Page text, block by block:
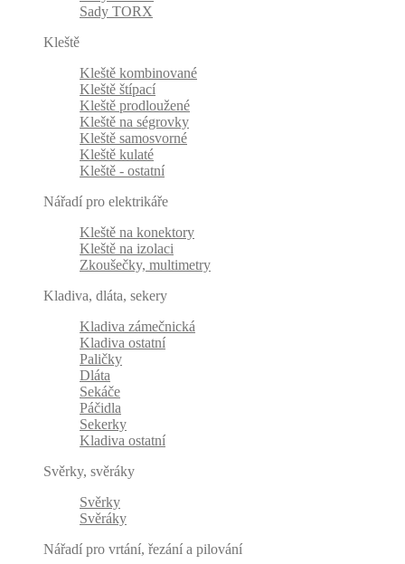
Sady TORX
Kleště
Kleště kombinované
Kleště štípací
Kleště prodloužené
Kleště na ségrovky
Kleště samosvorné
Kleště kulaté
Kleště - ostatní
Nářadí pro elektrikáře
Kleště na konektory
Kleště na izolaci
Zkoušečky, multimetry
Kladiva, dláta, sekery
Kladiva zámečnická
Kladiva ostatní
Paličky
Dláta
Sekáče
Páčidla
Sekerky
Kladiva ostatní
Svěrky, svěráky
Svěrky
Svěráky
Nářadí pro vrtání, řezání a pilování